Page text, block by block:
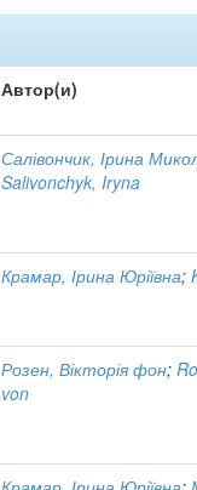
Автор(и)
Салівончик, Ірина
Salivonchyk, Iryna
Крамар, Ірина Юріївна;
Розен, Вікторія фон;
von